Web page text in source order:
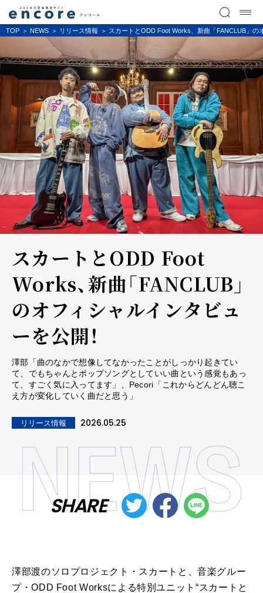
TOP NEWS リリース情報 スカートとODD Foot Works、新曲「FANCLUB」の
スカートとODD Foot
Works、新曲「FANCLUB」
のオフィシャルインタビュ
ーを公開！
澤部「曲のなかで想像してなかったことがしっかり起きてい
て、でもちゃんとポップソングとしていい曲という感覚もあっ
て、すごく気に入ってます」、Pecori「これからどんどん聴こ
え方が変化していく曲だと思う」
リリース情報 2026.05.25
SHARE
澤部渡のソロプロジェクト・スカートと、音楽グルー
プ・ODD Foot Worksによる特別ユニット“スカートと